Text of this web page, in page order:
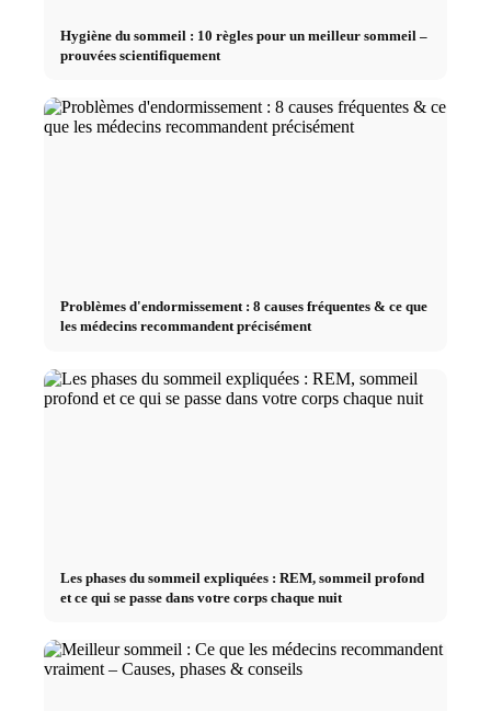
Hygiène du sommeil : 10 règles pour un meilleur sommeil –
prouvées scientifiquement
Problèmes d'endormissement : 8 causes fréquentes & ce que
les médecins recommandent précisément
Les phases du sommeil expliquées : REM, sommeil profond
et ce qui se passe dans votre corps chaque nuit